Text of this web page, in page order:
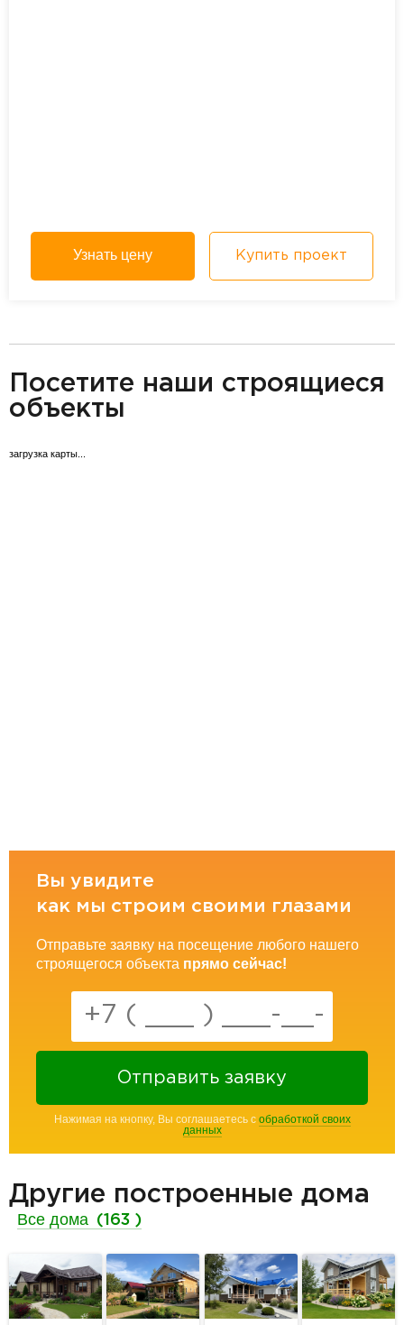
Узнать цену Купить проект
Посетите наши строящиеся
объекты
загрузка карты...
Вы увидите
как мы строим своими глазами
Отправьте заявку на посещение любого нашего
строящегося объекта прямо сейчас!
Отправить заявку
Нажимая на кнопку, Вы соглашаетесь с обработкой своих
данных
Другие построенные дома
Все дома (163 )